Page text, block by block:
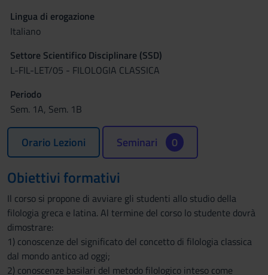
Lingua di erogazione
Italiano
Settore Scientifico Disciplinare (SSD)
L-FIL-LET/05 - FILOLOGIA CLASSICA
Periodo
Sem. 1A, Sem. 1B
Orario Lezioni Seminari 0
Obiettivi formativi
Il corso si propone di avviare gli studenti allo studio della
filologia greca e latina. Al termine del corso lo studente dovrà
dimostrare:
1) conoscenze del significato del concetto di filologia classica
dal mondo antico ad oggi;
2) conoscenze basilari del metodo filologico inteso come